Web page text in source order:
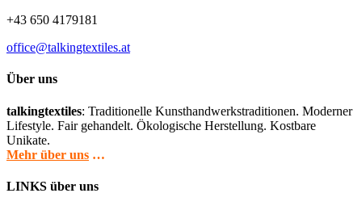
+43 650 4179181
office@talkingtextiles.at
Über uns
talkingtextiles: Traditionelle Kunsthandwerkstraditionen. Moderner
Lifestyle. Fair gehandelt. Ökologische Herstellung. Kostbare
Unikate.
Mehr über uns …
LINKS über uns